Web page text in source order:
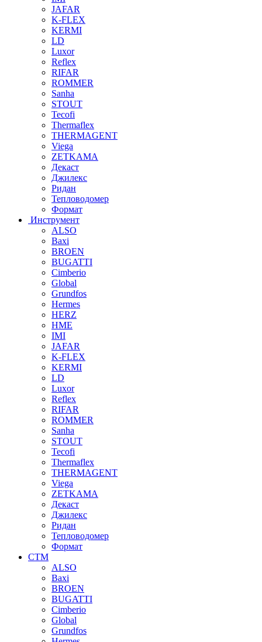
JAFAR
K-FLEX
KERMI
LD
Luxor
Reflex
RIFAR
ROMMER
Sanha
STOUT
Tecofi
Thermaflex
THERMAGENT
Viega
ZETKAMA
Декаст
Джилекс
Ридан
Тепловодомер
Формат
Инструмент
ALSO
Baxi
BROEN
BUGATTI
Cimberio
Global
Grundfos
Hermes
HERZ
HME
IMI
JAFAR
K-FLEX
KERMI
LD
Luxor
Reflex
RIFAR
ROMMER
Sanha
STOUT
Tecofi
Thermaflex
THERMAGENT
Viega
ZETKAMA
Декаст
Джилекс
Ридан
Тепловодомер
Формат
СТМ
ALSO
Baxi
BROEN
BUGATTI
Cimberio
Global
Grundfos